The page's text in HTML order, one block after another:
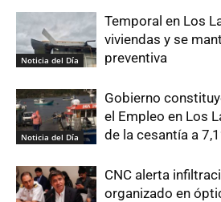
Noticia del Día
Temporal en Los
viviendas y se
preventiva
Noticia del Día
Gobierno
el Empleo en Los
de la cesantía a
CNC alerta
organizado en